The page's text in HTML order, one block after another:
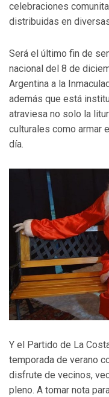
celebraciones
distribuidas en
Será el último fin de
nacional del 8 de
Argentina a la
además que está
atraviesa no solo la
culturales como armar
día.
Y el Partido de La
temporada de verano
disfrute de vecinos,
pleno. A tomar nota